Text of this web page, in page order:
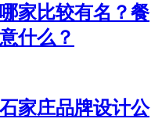
家比较有名？餐
什么？
家庄品牌设计公